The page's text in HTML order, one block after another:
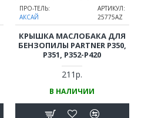
ПРО-ТЕЛЬ:
АКСАЙ
АРТИКУЛ:
25775AZ
КРЫШКА МАСЛОБАКА ДЛЯ
БЕНЗОПИЛЫ PARTNER P350,
P351, P352-P420
211р.
В НАЛИЧИИ